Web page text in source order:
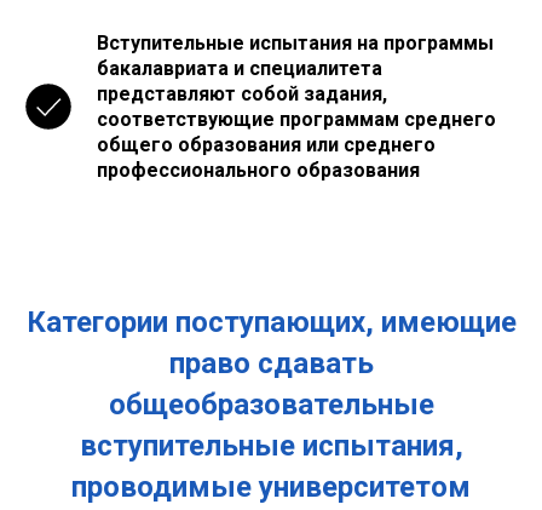
Вступительные испытания на программы
бакалавриата и специалитета
представляют собой задания,
соответствующие программам среднего
общего образования или среднего
профессионального образования
Категории поступающих, имеющие
право сдавать
общеобразовательные
вступительные испытания,
проводимые университетом